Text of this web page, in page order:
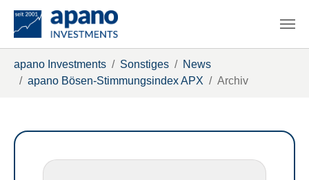
apano Investments Sonstiges
News
apano Bösen-Stimmungsindex APX
Archiv